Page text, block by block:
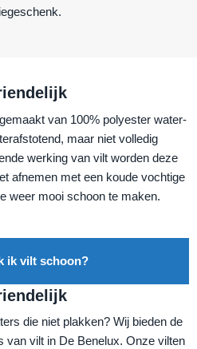
van 100% polyester water-
maar niet volledig
werking van vilt worden deze
afnemen met een koude vochtige
weer mooi schoon te maken.
ik vilt schoon?
die niet plakken? Wij bieden de
van vilt in De Benelux. Onze vilten